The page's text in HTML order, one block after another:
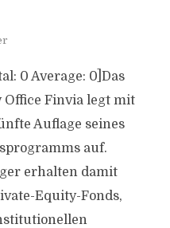
0 Average: 0]Das
Finvia legt mit
Auflage seines
auf.
erhalten damit
Equity-Fonds,